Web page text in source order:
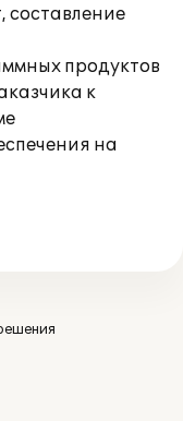
составление
продуктов
к
на